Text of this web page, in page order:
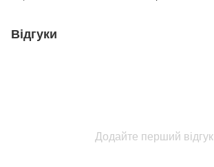
Відгуки
Додайте перший відгук